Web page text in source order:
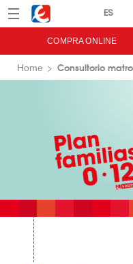
Menú Eroski
COMPRA ONLINE
Home Consultorio